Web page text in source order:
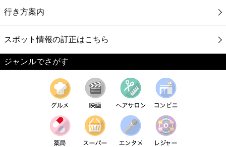
行き方案内
スポット情報の訂正はこちら
ジャンルでさがす